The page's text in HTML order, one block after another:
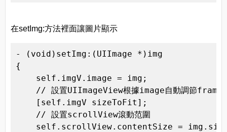
在setImg:方法裡面讓圖片顯示
- (void)setImg:(UIImage *)img
{
    self.imgV.image = img;
// 設置UIImageView根據image自動調節frame
    [self.imgV sizeToFit];
    // 設置scrollView滾動范圍
self.scrollView.contentSize =